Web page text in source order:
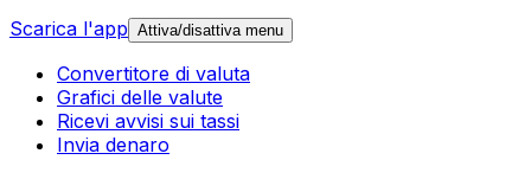
Scarica l'app Attiva/disattiva menu
Convertitore di valuta
Grafici delle valute
Ricevi avvisi sui tassi
Invia denaro